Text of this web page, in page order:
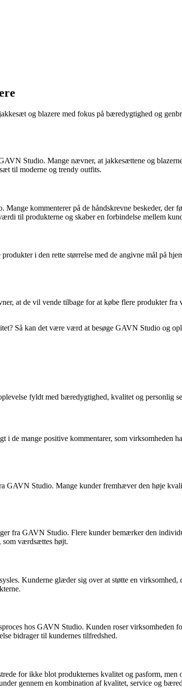
og blazere med fokus på bæredygtighed og
Studio. Mange nævner, at jakkesættene og
til moderne og trendy outfits.
kommenterer på de håndskrevne beskeder,
til produkterne og skaber en forbindelse mellem
i den rette størrelse med de angivne mål på
at de vil vende tilbage for at købe flere produkter
Så kan det være værd at besøge GAVN Studio og
fyldt med bæredygtighed, kvalitet og personlig
de mange positive kommentarer, som virksomheden
GAVN Studio. Mange kunder fremhæver den høje
fra GAVN Studio. Flere kunder bemærker den
som værdsættes højt.
Kunderne glæder sig over at støtte en virksomhed,
hos GAVN Studio. Kunden roser virksomheden
bidrager til kundernes tilfredshed.
for ikke blot produkternes kvalitet og pasform,
gennem en kombination af kvalitet, service og